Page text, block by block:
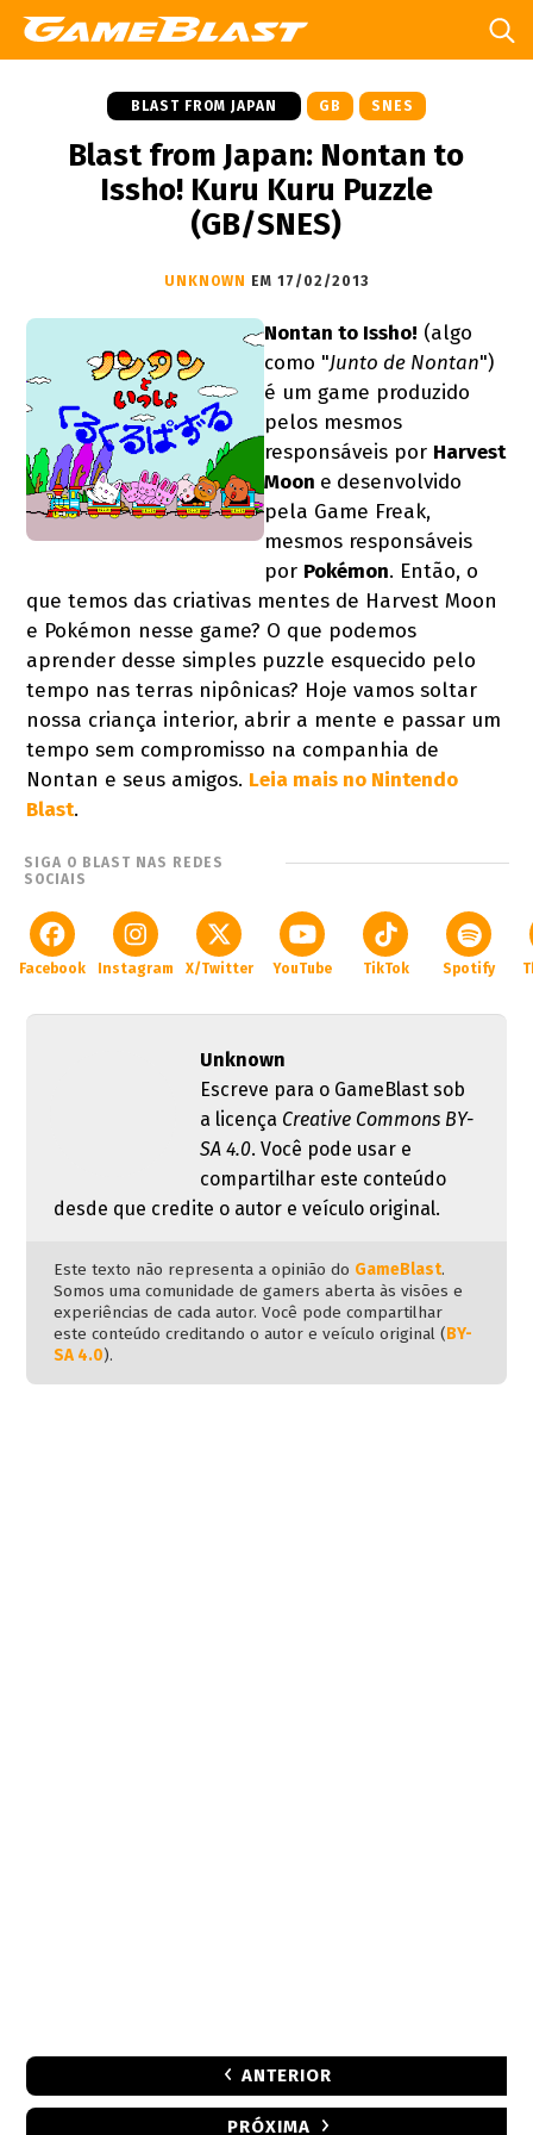
BLAST FROM JAPAN GB SNES
Blast from Japan: Nontan to
Issho! Kuru Kuru Puzzle
(GB/SNES)
UNKNOWN EM 17/02/2013
Nontan to Issho! (algo
como "Junto de Nontan")
é um game produzido
pelos mesmos
responsáveis por Harvest
Moon e desenvolvido
pela Game Freak,
mesmos responsáveis
por Pokémon. Então, o
que temos das criativas mentes de Harvest Moon
e Pokémon nesse game? O que podemos
aprender desse simples puzzle esquecido pelo
tempo nas terras nipônicas? Hoje vamos soltar
nossa criança interior, abrir a mente e passar um
tempo sem compromisso na companhia de
Nontan e seus amigos. Leia mais no Nintendo
Blast.
SIGA O BLAST NAS REDES
SOCIAIS
Facebook Instagram X/Twitter YouTube TikTok Spotify
Unknown
Escreve para o GameBlast sob
a licença Creative Commons BY-
SA 4.0. Você pode usar e
compartilhar este conteúdo
desde que credite o autor e veículo original.
Este texto não representa a opinião do GameBlast.
Somos uma comunidade de gamers aberta às visões e
experiências de cada autor. Você pode compartilhar
este conteúdo creditando o autor e veículo original (BY-
SA 4.0).
ANTERIOR
PRÓXIMA